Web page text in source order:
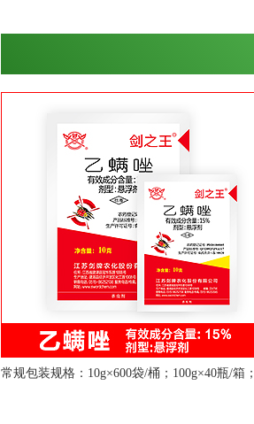
常规包装规格： 10g×600袋/桶；100g×40瓶/箱